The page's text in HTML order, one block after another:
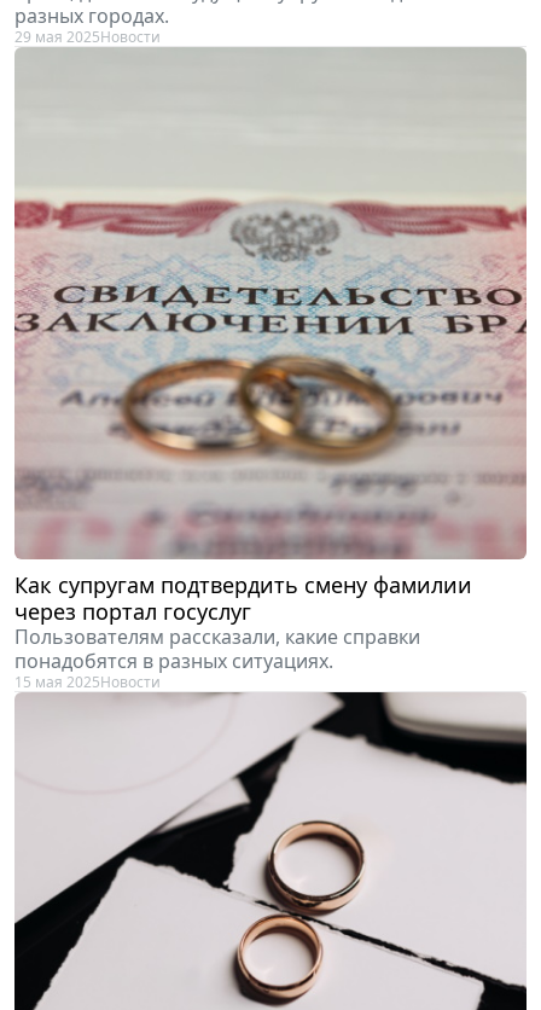
разных городах.
29 мая 2025Новости
Как супругам подтвердить смену фамилии
через портал госуслуг
Пользователям рассказали, какие справки
понадобятся в разных ситуациях.
15 мая 2025Новости